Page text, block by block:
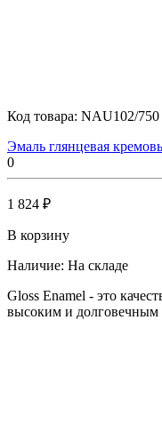
Код товара: NAU102/
Эмаль глянцевая
0
1 824 ₽
В корзину
Наличие: На складе
Gloss Enamel - это
высоким и долговечным